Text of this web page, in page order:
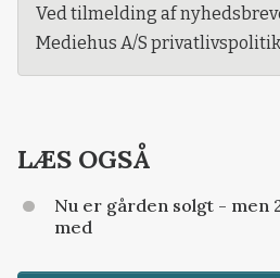
Ved tilmelding af
Mediehus A/S
LÆS OGSÅ
Nu er gården solgt - men
med